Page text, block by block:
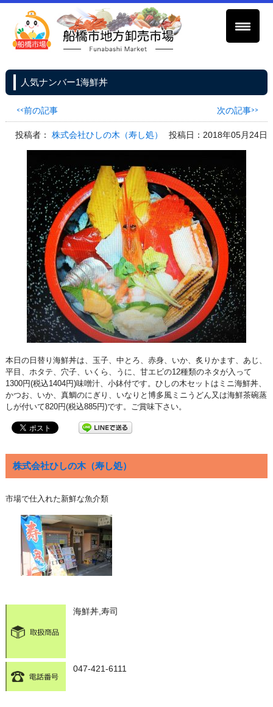
人気ナンバー1海鮮丼
<<前の記事 次の記事>>
投稿者：株式会社ひしの木（寿し処） 投稿日：2018年05月24日
本日の日替り海鮮丼は、玉子、中とろ、赤身、いか、炙りかます、あじ、
平目、ホタテ、穴子、いくら、うに、甘エビの12種類のネタが入って
1300円(税込1404円)味噌汁、小鉢付です。ひしの木セットはミニ海鮮丼、
かつお、いか、真鯛のにぎり、いなりと博多風ミニうどん又は海鮮茶碗蒸
しが付いて820円(税込885円)です。ご賞味下さい。
株式会社ひしの木（寿し処）
市場で仕入れた新鮮な魚介類
海鮮丼,寿司
047-421-6111